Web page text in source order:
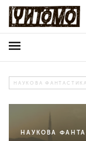
НАУКОВА ФАНТАСТИКА
НАУКОВА